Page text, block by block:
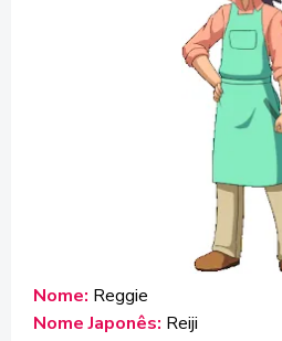
Nome: Reggie
Nome Japonês: Reiji